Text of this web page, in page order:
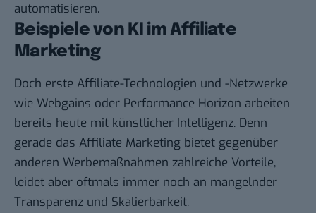
automatisieren.
Beispiele von KI im Affiliate
Marketing
Doch erste Affiliate-Technologien und -Netzwerke
wie Webgains oder Performance Horizon arbeiten
bereits heute mit künstlicher Intelligenz. Denn
gerade das Affiliate Marketing bietet gegenüber
anderen Werbemaßnahmen zahlreiche Vorteile,
leidet aber oftmals immer noch an mangelnder
Transparenz und Skalierbarkeit.